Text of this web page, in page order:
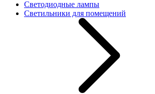
Светодиодные лампы
Светильники для помещений